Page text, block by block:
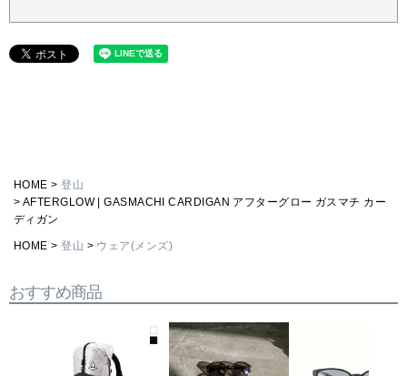
HOME
登山
AFTERGLOW | GASMACHI CARDIGAN アフターグロー ガスマチ カー
ディガン
HOME 登山 ウェア(メンズ)
おすすめ商品